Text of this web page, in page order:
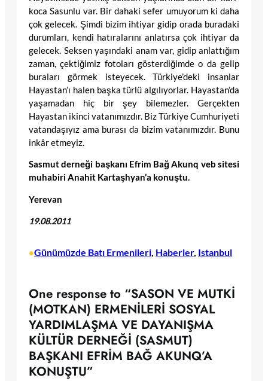
koca Sasunlu var. Bir dahaki sefer umuyorum ki daha
çok gelecek. Şimdi bizim ihtiyar gidip orada buradaki
durumları, kendi hatıralarını anlatırsa çok ihtiyar da
gelecek. Seksen yaşındaki anam var, gidip anlattığım
zaman, çektiğimiz fotoları gösterdiğimde o da gelip
buraları görmek isteyecek. Türkiye’deki insanlar
Hayastan’ı halen başka türlü algılıyorlar. Hayastan’da
yaşamadan hiç bir şey bilemezler. Gerçekten
Hayastan ikinci vatanımızdır. Biz Türkiye Cumhuriyeti
vatandaşıyız ama burası da bizim vatanımızdır. Bunu
inkâr etmeyiz.
Sasmut derneği başkanı Efrim Bağ Akunq veb sitesi
muhabiri Anahit Kartaşhyan’a konuştu.
Yerevan
19.08.2011
•Günümüzde Batı Ermenileri, Haberler, Istanbul
One response to “SASON VE MUTKİ
(MOTKAN) ERMENİLERİ SOSYAL
YARDIMLAŞMA VE DAYANIŞMA
KÜLTÜR DERNEĞİ (SASMUT)
BAŞKANI EFRİM BAĞ AKUNQ’A
KONUŞTU”